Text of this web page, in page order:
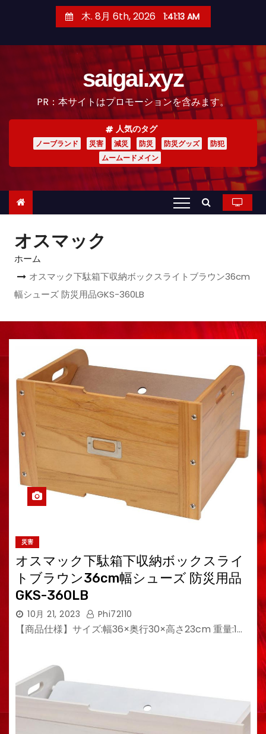
木. 8月 6th, 2026 1:41:15 AM
saigai.xyz
PR：本サイトはプロモーションを含みます。
人気のタグ
ノーブランド 災害 減災 防災 防災グッズ
防犯
ムームードメイン
オスマック
ホーム
オスマック下駄箱下収納ボックスライトブラウン36cm
幅シューズ 防災用品GKS-360LB
災害
オスマック下駄箱下収納ボックスライ
トブラウン36cm幅シューズ 防災用品
GKS-360LB
10月 21, 2023 Phi72110
【商品仕様】サイズ:幅36×奥行30×高さ23cm 重量:1…